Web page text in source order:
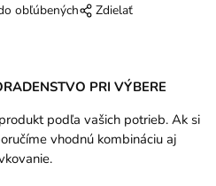
obľúbených Zdielať
PRI VÝBERE
podľa vašich potrieb. Ak si
vhodnú kombináciu aj